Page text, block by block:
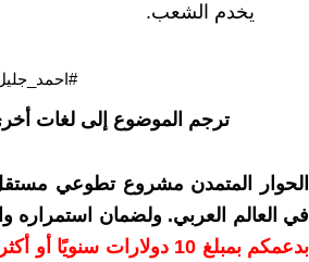
يخدم الشعب.
ترجم الموضوع إلى لغات
الحوار المتمدن مشروع تطوعي مستقل
في العالم العربي. ولضمان استمراره
بدعمكم بمبلغ 10